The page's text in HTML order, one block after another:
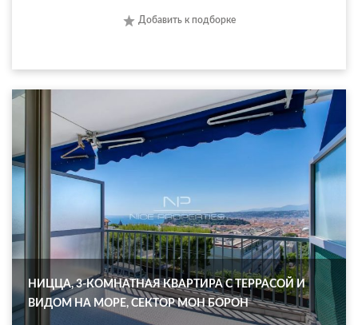
Добавить к подборке
НИЦЦА, 3-КОМНАТНАЯ КВАРТИРА С ТЕРРАСОЙ И
ВИДОМ НА МОРЕ, СЕКТОР МОН БОРОН